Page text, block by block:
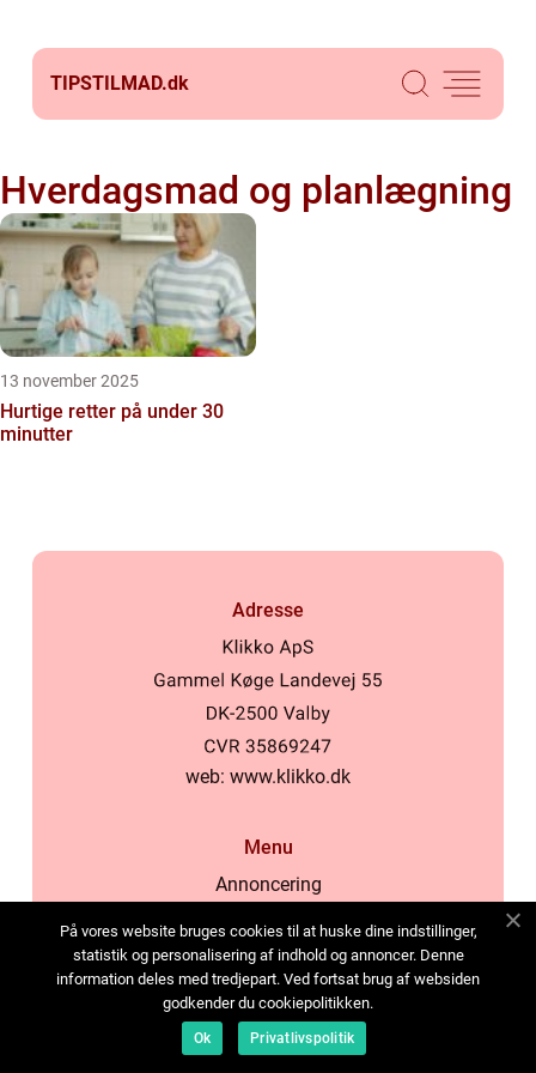
TIPSTILMAD.dk
Hverdagsmad og planlægning
13 november 2025
Hurtige retter på under 30
minutter
Adresse
web: www.klikko.dk
Menu
Annoncering
Cookies
Kontakt os
Sitemap
På vores website bruges cookies til at huske dine indstillinger,
statistik og personalisering af indhold og annoncer. Denne
information deles med tredjepart. Ved fortsat brug af websiden
godkender du cookiepolitikken.
Ok Privatlivspolitik